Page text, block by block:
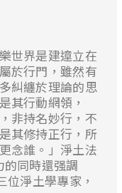
世界是建遧立在
於行門，雖然有
糾纏於理論的思
其行動網領，
非持名妙行，不
其修持正行，所
念誰。」淨土法
同時還强調
位淨土學專家，